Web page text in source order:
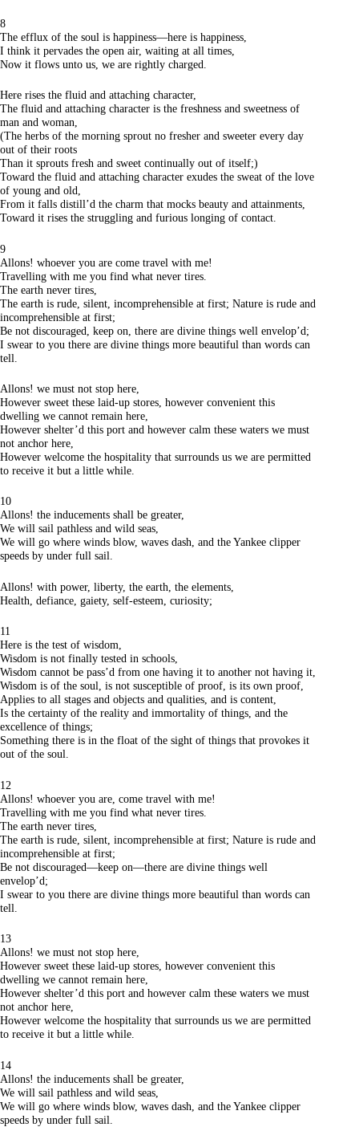
8
The efflux of the soul is happiness—here is happiness,
I think it pervades the open air, waiting at all times,
Now it flows unto us, we are rightly charged.
Here rises the fluid and attaching character,
The fluid and attaching character is the freshness and sweetness of
man and woman,
(The herbs of the morning sprout no fresher and sweeter every day
out of their roots
Than it sprouts fresh and sweet continually out of itself;)
Toward the fluid and attaching character exudes the sweat of the love
of young and old,
From it falls distill’d the charm that mocks beauty and attainments,
Toward it rises the struggling and furious longing of contact.
9
Allons! whoever you are come travel with me!
Travelling with me you find what never tires.
The earth never tires,
The earth is rude, silent, incomprehensible at first; Nature is rude and
incomprehensible at first;
Be not discouraged, keep on, there are divine things well envelop’d;
I swear to you there are divine things more beautiful than words can
tell.
Allons! we must not stop here,
However sweet these laid-up stores, however convenient this
dwelling we cannot remain here,
However shelter’d this port and however calm these waters we must
not anchor here,
However welcome the hospitality that surrounds us we are permitted
to receive it but a little while.
10
Allons! the inducements shall be greater,
We will sail pathless and wild seas,
We will go where winds blow, waves dash, and the Yankee clipper
speeds by under full sail.
Allons! with power, liberty, the earth, the elements,
Health, defiance, gaiety, self-esteem, curiosity;
11
Here is the test of wisdom,
Wisdom is not finally tested in schools,
Wisdom cannot be pass’d from one having it to another not having it,
Wisdom is of the soul, is not susceptible of proof, is its own proof,
Applies to all stages and objects and qualities, and is content,
Is the certainty of the reality and immortality of things, and the
excellence of things;
Something there is in the float of the sight of things that provokes it
out of the soul.
12
Allons! whoever you are, come travel with me!
Travelling with me you find what never tires.
The earth never tires,
The earth is rude, silent, incomprehensible at first; Nature is rude and
incomprehensible at first;
Be not discouraged—keep on—there are divine things well
envelop’d;
I swear to you there are divine things more beautiful than words can
tell.
13
Allons! we must not stop here,
However sweet these laid-up stores, however convenient this
dwelling we cannot remain here,
However shelter’d this port and however calm these waters we must
not anchor here,
However welcome the hospitality that surrounds us we are permitted
to receive it but a little while.
14
Allons! the inducements shall be greater,
We will sail pathless and wild seas,
We will go where winds blow, waves dash, and the Yankee clipper
speeds by under full sail.